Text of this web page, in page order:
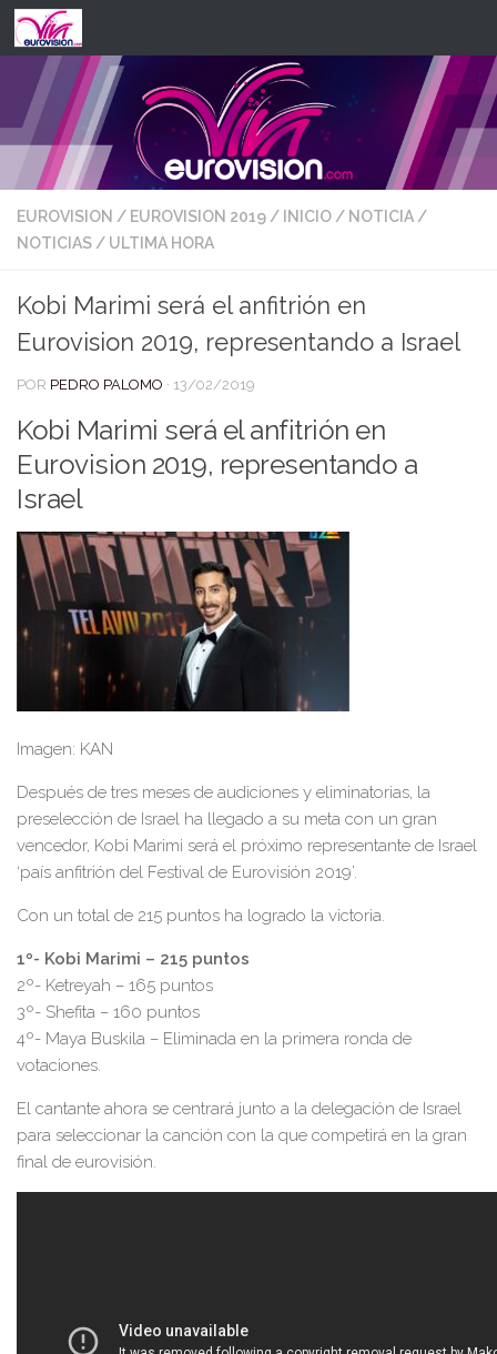
Saltar al contenido
EUROVISION / EUROVISION 2019/ INICIO/ NOTICIA/
NOTICIAS/ ULTIMA HORA
Kobi Marimi será el anfitrión en
Eurovision 2019, representando a Israel
POR PEDRO PALOMO · 13/02/2019
Kobi Marimi será el anfitrión en
Eurovision 2019, representando a
Israel
Imagen: KAN
Después de tres meses de audiciones y eliminatorias, la
preselección de Israel ha llegado a su meta con un gran
vencedor, Kobi Marimi será el próximo representante de Israel
‘país anfitrión del Festival de Eurovisión 2019’.
Con un total de 215 puntos ha logrado la victoria.
1º- Kobi Marimi – 215 puntos
2º- Ketreyah – 165 puntos
3º- Shefita – 160 puntos
4º- Maya Buskila – Eliminada en la primera ronda de
votaciones.
El cantante ahora se centrará junto a la delegación de Israel
para seleccionar la canción con la que competirá en la gran
final de eurovisión.